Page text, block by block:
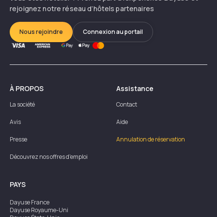
rejoignez notre réseau d’hôtels partenaires
Nous rejoindre Connexion au portail
À PROPOS
La société
Avis
Presse
Découvrez nos offres d'emploi
Assistance
Contact
Aide
Annulation de réservation
PAYS
DayuseFrance
DayuseRoyaume-Uni